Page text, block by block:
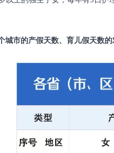
城市的产假天数、育儿假天数